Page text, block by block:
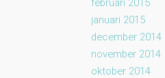
februari 2015
januari 2015
december 2014
november 2014
oktober 2014